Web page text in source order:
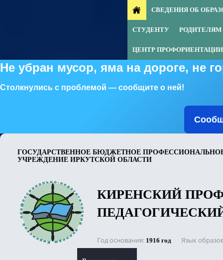
Не убран мусор, яма на дороге, не
Столкнулись с проблемой — сообщите о ней!
СВЕДЕНИЯ ОБ
СТУДЕНТУ РОДИТЕЛЯМ
ЦЕНТР ПРОФОРИЕНТАЦИИ
ГОСУДАРСТВЕННОЕ БЮДЖЕТНОЕ ПРОФЕССИОНАЛЬНОЕ
УЧРЕЖДЕНИЕ ИРКУТСКОЙ ОБЛАСТИ
КИРЕНСКИЙ
Год основания 1916 год Язык